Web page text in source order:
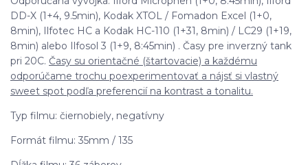
DD-X (1+4, 9.5min), Kodak XTOL / Fomadon Excel (1+0,
8min), Ilfotec HC a Kodak HC-110 (1+31, 8min) / LC29 (1+19,
8min) alebo Ilfosol 3 (1+9, 8:45min) . Časy pre inverzný tank
pri 20C. Časy su orientačné (štartovacie) a každému
odporúčame trochu poexperimentovať a nájsť si vlastný
sweet spot podľa preferencií na kontrast a tonalitu.
Typ filmu: čiernobiely, negatívny
Formát filmu: 35mm / 135